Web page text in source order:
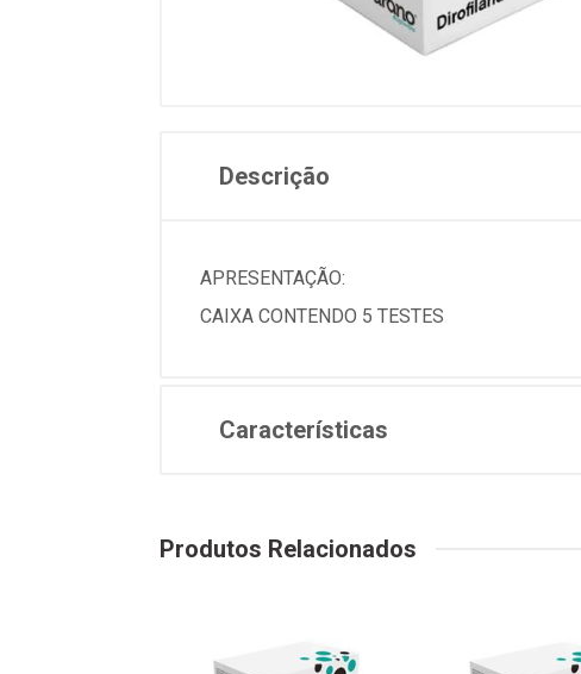
Descrição
APRESENTAÇÃO:
CAIXA CONTENDO 5 TESTES
Características
Produtos Relacionados